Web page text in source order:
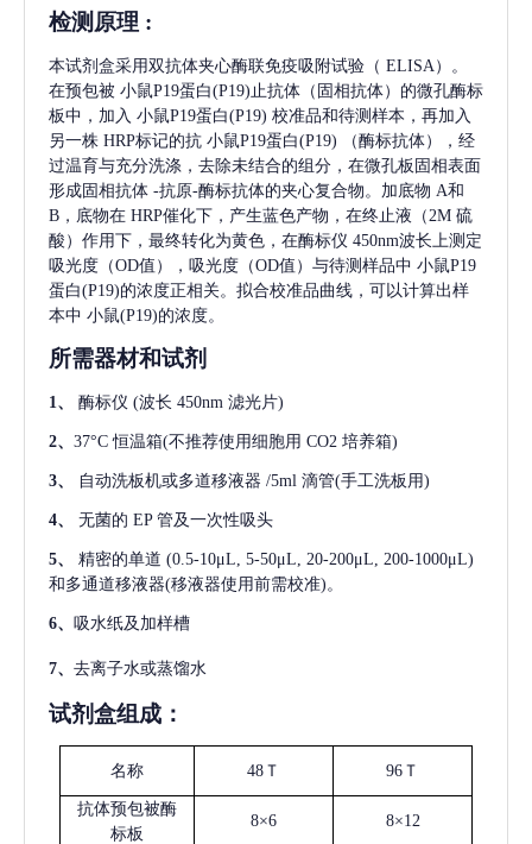
检测原理 :
本试剂盒采用双抗体夹心酶联免疫吸附试验（ ELISA）。
在预包被 小鼠P19蛋白(P19)止抗体（固相抗体）的微孔酶标
板中，加入 小鼠P19蛋白(P19) 校准品和待测样本，再加入
另一株 HRP标记的抗 小鼠P19蛋白(P19)
（酶标抗体），经
过温育与充分洗涤，去除未结合的组分，在微孔板固相表面
形成固相抗体 -抗原-酶标抗体的夹心复合物。加底物 A和
B，底物在 HRP催化下，产生蓝色产物，在终止液（2M 硫
酸）作用下，最终转化为黄色，在酶标仪 450nm波长上测定
吸光度（OD值），吸光度（OD值）与待测样品中 小鼠P19
蛋白(P19)的浓度正相关。拟合校准品曲线，可以计算出样
本中 小鼠(P19)的浓度。
所需器材和试剂
1、 酶标仪 (波长 450nm 滤光片)
2、 37°C 恒温箱(不推荐使用细胞用 CO2 培养箱)
3、 自动洗板机或多道移液器 /5ml 滴管(手工洗板用)
4、 无菌的 EP 管及一次性吸头
5、 精密的单道 (0.5-10μL, 5-50μL, 20-200μL, 200-1000μL)
和多通道移液器(移液器使用前需校准)。
6、 吸水纸及加样槽
7、 去离子水或蒸馏水
试剂盒组成：
名称 48Ｔ 96Ｔ
抗体预包被酶
标板
8×6 8×12